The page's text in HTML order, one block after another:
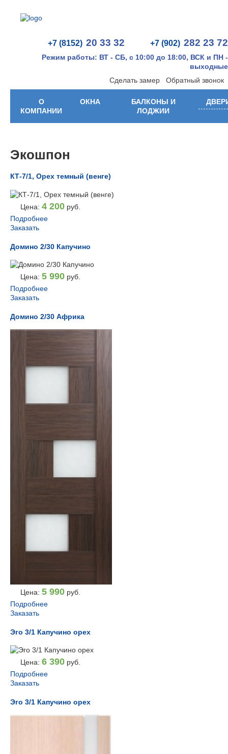
+7 (8152) 20 33 32 +7 (902) 282 23 72
Режим работы: ВТ - СБ, с 10:00 до 18:00, ВСК и ПН -
выходные
Сделать замер
Обратный звонок
О
КОМПАНИИ
ОКНА
БАЛКОНЫ И
ЛОДЖИИ
Экошпон
КТ-7/1, Орех темный (венге)
Цена: 4 200 руб.
Подробнее
Заказать
Домино 2/30 Капучино
Цена: 5 990 руб.
Подробнее
Заказать
Домино 2/30 Африка
Цена: 5 990 руб.
Подробнее
Заказать
Эго 3/1 Капучино орех
Цена: 6 390 руб.
Подробнее
Заказать
Эго 3/1 Капучино орех